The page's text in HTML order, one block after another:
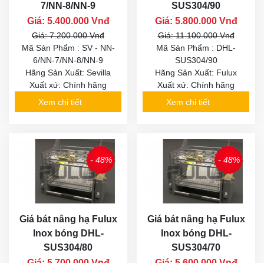
7/NN-8/NN-9
Giá: 5.400.000 Vnđ
Giá: 7.200.000 Vnđ
Mã Sản Phẩm : SV - NN-
6/NN-7/NN-8/NN-9
Hãng Sản Xuất: Sevilla
Xuất xứ: Chính hãng
Xem chi tiết
SUS304/90
Giá: 5.800.000 Vnđ
Giá: 11.100.000 Vnđ
Mã Sản Phẩm : DHL-
SUS304/90
Hãng Sản Xuất: Fulux
Xuất xứ: Chính hãng
Xem chi tiết
- 48%
Giá bát nâng hạ Fulux
Inox bóng DHL-
SUS304/80
- 48%
Giá bát nâng hạ Fulux
Inox bóng DHL-
SUS304/70